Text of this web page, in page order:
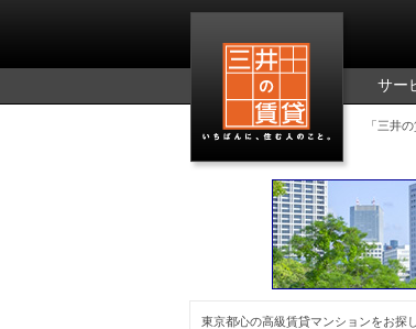
サー
「三井
東京都心の高級賃貸マンションをお